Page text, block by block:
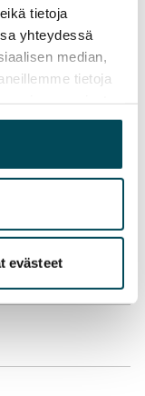
tietoja
yhteydessä
median,
tietoja
olet antanut
heidän
evästeet
Voit hankkia